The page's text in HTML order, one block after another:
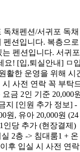
채펜션/서귀포 독채
펜션입니다. 복층으로
펜션입니다. 서귀포
요! [입,퇴실안내] ㅁ
활한 운영을 위해 시
사전 연락 꼭 부탁
금 2인 기준 20,000
지 [인원 추가 정보] -
원, 유아 20,000원 (24
인당 추가 (현장결제)
2층 -> 침대룸1 + 온
후 입실 시 사전 연락